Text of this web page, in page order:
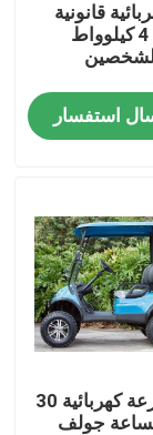
قانونية
48 فولت 4 كيلوواط
لشخصين
استفسار
أقصى سرعة كهربائية 30
جولف